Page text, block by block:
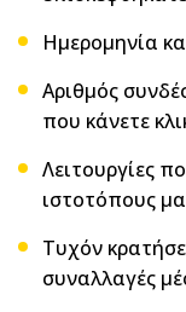
Hμερομηνία
Αριθμός
που κάνετε
Λειτουργίες
ιστοτόπους
Τυχόν
συναλλαγές